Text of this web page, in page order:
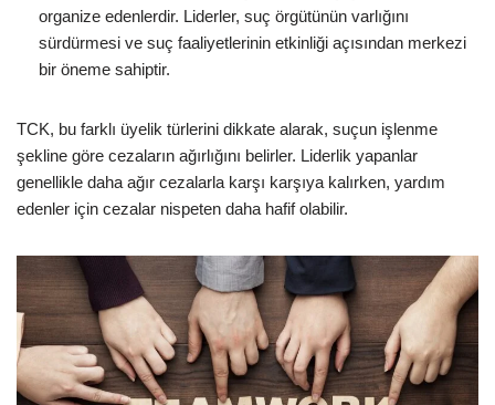
organize edenlerdir. Liderler, suç örgütünün varlığını
sürdürmesi ve suç faaliyetlerinin etkinliği açısından merkezi
bir öneme sahiptir.
TCK, bu farklı üyelik türlerini dikkate alarak, suçun işlenme
şekline göre cezaların ağırlığını belirler. Liderlik yapanlar
genellikle daha ağır cezalarla karşı karşıya kalırken, yardım
edenler için cezalar nispeten daha hafif olabilir.